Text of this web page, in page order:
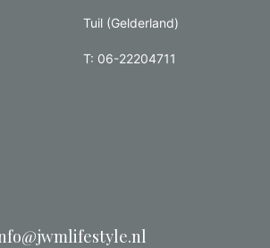
Tuil (Gelderland)
T: 06-22204711